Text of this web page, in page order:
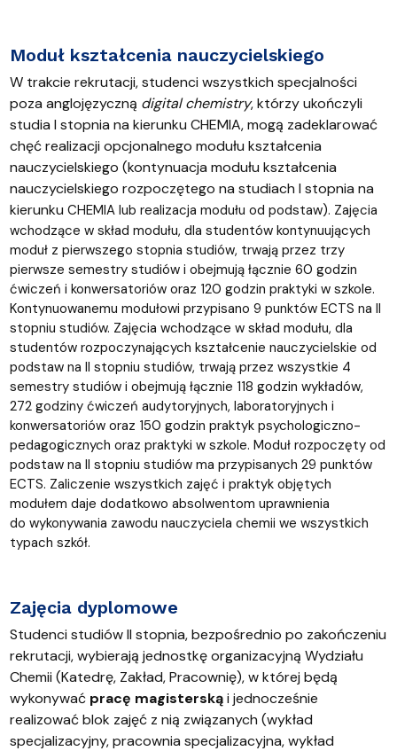
Moduł kształcenia nauczycielskiego
W trakcie rekrutacji, studenci wszystkich specjalności
poza anglojęzyczną digital chemistry, którzy ukończyli
studia I stopnia na kierunku CHEMIA, mogą zadeklarować
chęć realizacji opcjonalnego modułu kształcenia
nauczycielskiego (kontynuacja modułu kształcenia
nauczycielskiego rozpoczętego na studiach I stopnia na
kierunku CHEMIA lub realizacja modułu od podstaw). Zajęcia
wchodzące w skład modułu, dla studentów kontynuujących
moduł z pierwszego stopnia studiów, trwają przez trzy
pierwsze semestry studiów i obejmują łącznie 60 godzin
ćwiczeń i konwersatoriów oraz 120 godzin praktyki w szkole.
Kontynuowanemu modułowi przypisano 9 punktów ECTS na II
stopniu studiów. Zajęcia wchodzące w skład modułu, dla
studentów rozpoczynających kształcenie nauczycielskie od
podstaw na II stopniu studiów, trwają przez wszystkie 4
semestry studiów i obejmują łącznie 118 godzin wykładów,
272 godziny ćwiczeń audytoryjnych, laboratoryjnych i
konwersatoriów oraz 150 godzin praktyk psychologiczno-
pedagogicznych oraz praktyki w szkole. Moduł rozpoczęty od
podstaw na II stopniu studiów ma przypisanych 29 punktów
ECTS. Zaliczenie wszystkich zajęć i praktyk objętych
modułem daje dodatkowo absolwentom uprawnienia
do wykonywania zawodu nauczyciela chemii we wszystkich
typach szkół.
Zajęcia dyplomowe
Studenci studiów II stopnia, bezpośrednio po zakończeniu
rekrutacji, wybierają jednostkę organizacyjną Wydziału
Chemii (Katedrę, Zakład, Pracownię), w której będą
wykonywać pracę magisterskąi jednocześnie
realizować blok zajęć z nią związanych (wykład
specjalizacyjny, pracownia specjalizacyjna, wykład